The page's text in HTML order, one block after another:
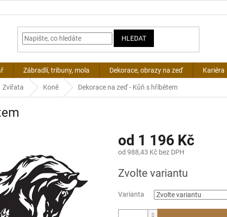
HLEDAT
Zábradlí, tribuny, mola Dekorace, obrazy na zeď Kariéra
Zvířata Koně Dekorace na zeď - Kůň s hříbětem
od 1 196 Kč
od 988,43 Kč bez DPH
cena:
Zvolte variantu
Varianta